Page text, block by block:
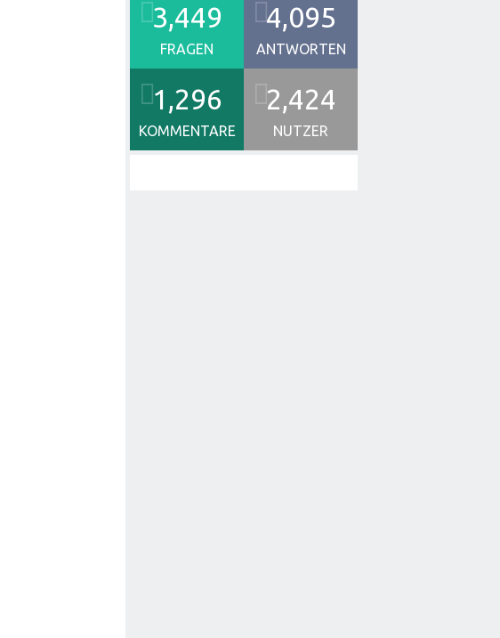
3,449
FRAGEN
4,095
ANTWORTEN
1,296
KOMMENTARE
2,424
NUTZER